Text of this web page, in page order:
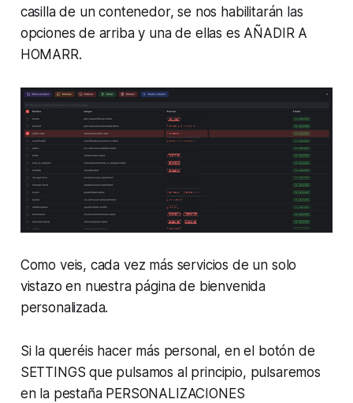
casilla de un contenedor, se nos habilitarán las
opciones de arriba y una de ellas es AÑADIR A
HOMARR.
Como veis, cada vez más servicios de un solo
vistazo en nuestra página de bienvenida
personalizada.
Si la queréis hacer más personal, en el botón de
SETTINGS que pulsamos al principio, pulsaremos
en la pestaña PERSONALIZACIONES